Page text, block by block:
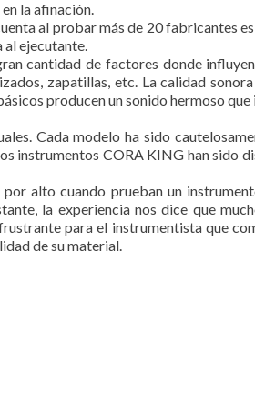
la afinación.
al probar más de 20 fabricantes
al ejecutante.
cantidad de factores donde
zapatillas, etc. La calidad
producen un sonido hermoso
Cada modelo ha sido
instrumentos CORA KING han sido
alto cuando prueban un
la experiencia nos dice que
para el instrumentista que
de su material.